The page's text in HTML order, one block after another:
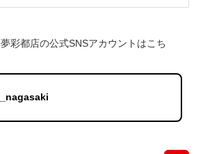
彩都店の公式SNSアカウントはこち